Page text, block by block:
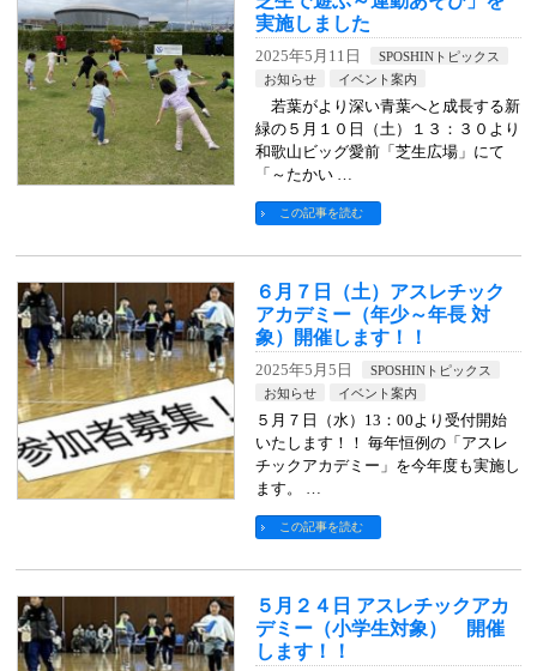
実施しました
2025年5月11日
SPOSHINトピックス
お知らせ
イベント案内
若葉がより深い青葉へと成長する新
緑の５月１０日（土）１３：３０より
和歌山ビッグ愛前「芝生広場」にて
「～たかい …
この記事を読む
６月７日（土）アスレチック
アカデミー（年少～年長 対
象）開催します！！
2025年5月5日
SPOSHINトピックス
お知らせ
イベント案内
５月７日（水）13：00より受付開始
いたします！！ 毎年恒例の「アスレ
チックアカデミー」を今年度も実施し
ます。 …
この記事を読む
５月２４日 アスレチックアカ
デミー（小学生対象） 開催
します！！